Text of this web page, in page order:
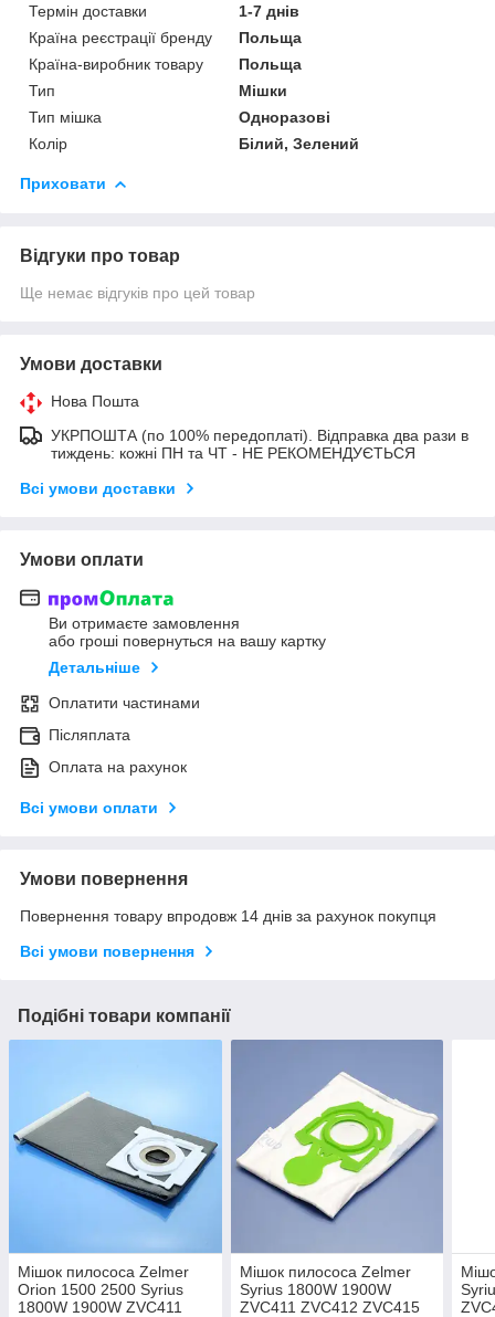
Термін доставки
1-7 днів
Країна реєстрації бренду
Польща
Країна-виробник товару
Польща
Тип
Мішки
Тип мішка
Одноразові
Колір
Білий, Зелений
Приховати
Відгуки про товар
Ще немає відгуків про цей товар
Умови доставки
Нова Пошта
УКРПОШТА (по 100% передоплаті). Відправка два рази в
тиждень: кожні ПН та ЧТ - НЕ РЕКОМЕНДУЄТЬСЯ
Всі умови доставки
Умови оплати
Ви отримаєте замовлення
або гроші повернуться на вашу картку
Детальніше
Оплатити частинами
Післяплата
Оплата на рахунок
Всі умови оплати
Умови повернення
Повернення товару впродовж 14 днів за рахунок покупця
Всі умови повернення
Подібні товари компанії
Мішок пилососа Zelmer
Orion 1500 2500 Syrius
1800W 1900W ZVC411
Мішок пилососа Zelmer
Syrius 1800W 1900W
ZVC411 ZVC412 ZVC415